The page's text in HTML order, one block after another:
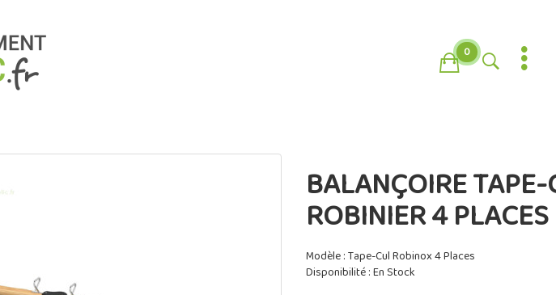
0
BALANÇOIRE
ROBINIER 4 PLACES
Modèle : Tape-Cul Robinox 4 Places
Disponibilité : En Stock